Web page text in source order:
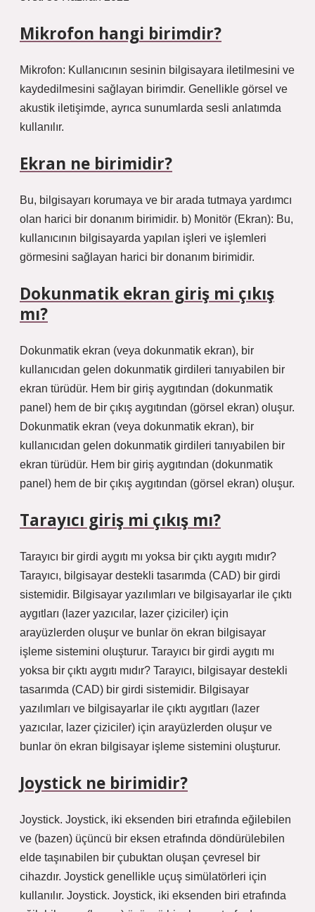
Mikrofon hangi birimdir?
Mikrofon: Kullanıcının sesinin bilgisayara iletilmesini ve
kaydedilmesini sağlayan birimdir. Genellikle görsel ve
akustik iletişimde, ayrıca sunumlarda sesli anlatımda
kullanılır.
Ekran ne birimidir?
Bu, bilgisayarı korumaya ve bir arada tutmaya yardımcı
olan harici bir donanım birimidir. b) Monitör (Ekran): Bu,
kullanıcının bilgisayarda yapılan işleri ve işlemleri
görmesini sağlayan harici bir donanım birimidir.
Dokunmatik ekran giriş mi çıkış
mı?
Dokunmatik ekran (veya dokunmatik ekran), bir
kullanıcıdan gelen dokunmatik girdileri tanıyabilen bir
ekran türüdür. Hem bir giriş aygıtından (dokunmatik
panel) hem de bir çıkış aygıtından (görsel ekran) oluşur.
Dokunmatik ekran (veya dokunmatik ekran), bir
kullanıcıdan gelen dokunmatik girdileri tanıyabilen bir
ekran türüdür. Hem bir giriş aygıtından (dokunmatik
panel) hem de bir çıkış aygıtından (görsel ekran) oluşur.
Tarayıcı giriş mi çıkış mı?
Tarayıcı bir girdi aygıtı mı yoksa bir çıktı aygıtı mıdır?
Tarayıcı, bilgisayar destekli tasarımda (CAD) bir girdi
sistemidir. Bilgisayar yazılımları ve bilgisayarlar ile çıktı
aygıtları (lazer yazıcılar, lazer çiziciler) için
arayüzlerden oluşur ve bunlar ön ekran bilgisayar
işleme sistemini oluşturur. Tarayıcı bir girdi aygıtı mı
yoksa bir çıktı aygıtı mıdır? Tarayıcı, bilgisayar destekli
tasarımda (CAD) bir girdi sistemidir. Bilgisayar
yazılımları ve bilgisayarlar ile çıktı aygıtları (lazer
yazıcılar, lazer çiziciler) için arayüzlerden oluşur ve
bunlar ön ekran bilgisayar işleme sistemini oluşturur.
Joystick ne birimidir?
Joystick. Joystick, iki eksenden biri etrafında eğilebilen
ve (bazen) üçüncü bir eksen etrafında döndürülebilen
elde taşınabilen bir çubuktan oluşan çevresel bir
cihazdır. Joystick genellikle uçuş simülatörleri için
kullanılır. Joystick. Joystick, iki eksenden biri etrafında